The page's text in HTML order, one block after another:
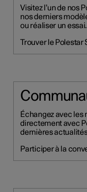
Visitez l’un de nos
nos derniers
ou réaliser un essai.
Trouver le Polestar
Échangez avec les
directement avec
dernières
Participer à la